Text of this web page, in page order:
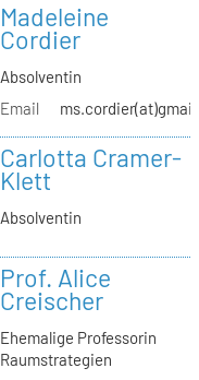
Madeleine
Cordier
Absolventin
Email
Carlotta Cramer-
Klett
Absolventin
Prof. Alice
Creischer
Ehemalige Professorin
Raumstrategien